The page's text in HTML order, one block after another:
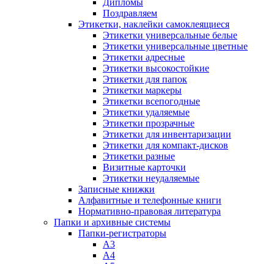
Дипломы
Поздравляем
Этикетки, наклейки самоклеящиеся
Этикетки универсальные белые
Этикетки универсальные цветные
Этикетки адресные
Этикетки высокостойкие
Этикетки для папок
Этикетки маркеры
Этикетки всепогодные
Этикетки удаляемые
Этикетки прозрачные
Этикетки для инвентаризации
Этикетки для компакт-дисков
Этикетки разные
Визитные карточки
Этикетки неудаляемые
Записные книжки
Алфавитные и телефонные книги
Нормативно-правовая литература
Папки и архивные системы
Папки-регистраторы
А3
А4